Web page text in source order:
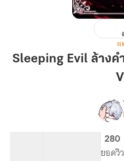
Sleeping
ล้าง
เวทมนตร์
แ
Sleeping Evil ล้าง
280
ยอดวิว